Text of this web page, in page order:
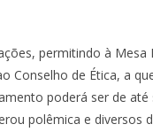
permitindo à
Conselho de Ética, a
poderá ser de
polêmica e diversos